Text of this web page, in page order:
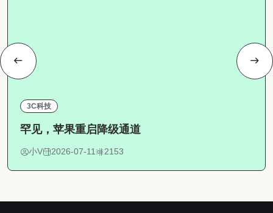
3C科技
罕见，苹果重启降级通道
小V 2026-07-11 2153